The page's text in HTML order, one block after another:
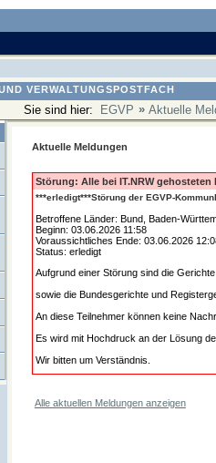
VERWALTUNGSPOSTFACH
Sie sind hier: EGVP » Aktuelle
Aktuelle Meldungen
Störung: Alle bei IT.NRW
***erledigt***Störung der EGVP-
Betroffene Länder: Bund, Baden-
Beginn: 03.06.2026 11:58
Voraussichtliches Ende: 03.06.2026
Status: erledigt
Aufgrund einer Störung sind die
sowie die Bundesgerichte und
An diese Teilnehmer können keine
Es wird mit Hochdruck an der Lösung
Wir bitten um Verständnis.
Alle aktuellen Meldungen anzeigen